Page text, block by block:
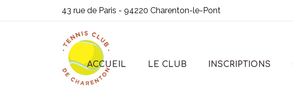
43 rue de Paris - 94220 Charenton-le-Pont
ACCUEIL LE CLUB INSCRIPTIONS